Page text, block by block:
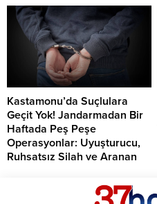
Kastamonu’da Suçlulara
Geçit Yok! Jandarmadan Bir
Haftada Peş Peşe
Operasyonlar: Uyuşturucu,
Ruhsatsız Silah ve Aranan